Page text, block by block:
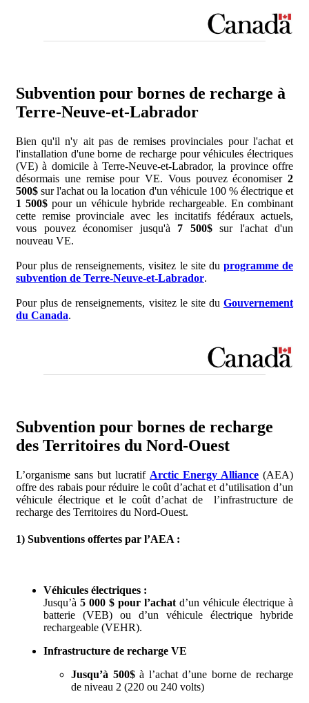
Subvention pour bornes de recharge à
Terre-Neuve-et-Labrador
Bien qu'il n'y ait pas de remises provinciales pour l'achat et
l'installation d'une borne de recharge pour véhicules électriques
(VE) à domicile à Terre-Neuve-et-Labrador, la province offre
désormais une remise pour VE. Vous pouvez économiser 2
500$ sur l'achat ou la location d'un véhicule 100 % électrique et
1 500$ pour un véhicule hybride rechargeable. En combinant
cette remise provinciale avec les incitatifs fédéraux actuels,
vous pouvez économiser jusqu'à 7 500$sur l'achat d'un
nouveau VE.
Pour plus de renseignements, visitez le site du programme de
subvention de Terre-Neuve-et-Labrador.
Pour plus de renseignements, visitez le site du Gouvernement
du Canada.
Subvention pour bornes de recharge
des Territoires du Nord-Ouest
L’organisme sans but lucratif Arctic Energy Alliance (AEA)
offre des rabais pour réduire le coût d’achat et d’utilisation d’un
véhicule électrique et le coût d’achat de l’infrastructure de
recharge des Territoires du Nord-Ouest.
1) Subventions offertes par l’AEA :
Véhicules électriques :
Jusqu’à 5 000 $ pour l’achat d’un véhicule électrique à
batterie (VEB) ou d’un véhicule électrique hybride
rechargeable (VEHR).
Infrastructure de recharge VE
Jusqu’à 500$à l’achat d’une borne de recharge
de niveau 2 (220 ou 240 volts)